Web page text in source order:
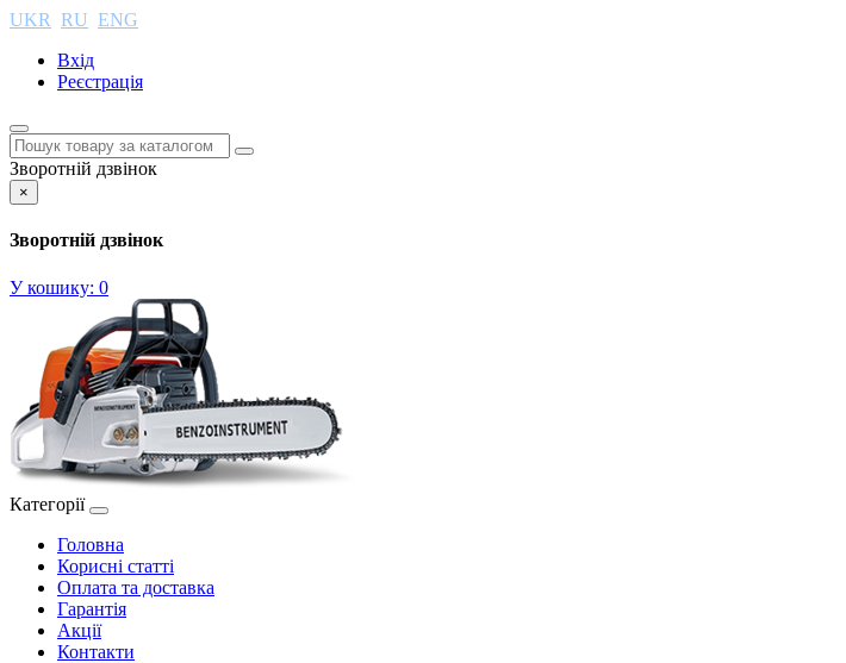
UKR RU ENG
Вхід
Реєстрація
Зворотній дзвінок
×
Зворотній дзвінок
У кошику: 0
Категорії
Головна
Корисні статті
Оплата та доставка
Гарантія
Акції
Контакти